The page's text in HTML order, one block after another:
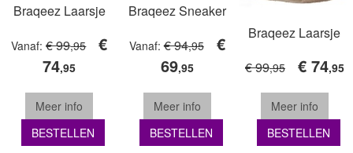
Braqeez Laarsje
Vanaf:€ 99,95
€
74,95
Meer info
BESTELLEN
Braqeez Sneaker
Vanaf:€ 94,95
€
69,95
Meer info
BESTELLEN
Braqeez Laarsje
€ 99,95 € 74,95
Meer info
BESTELLEN